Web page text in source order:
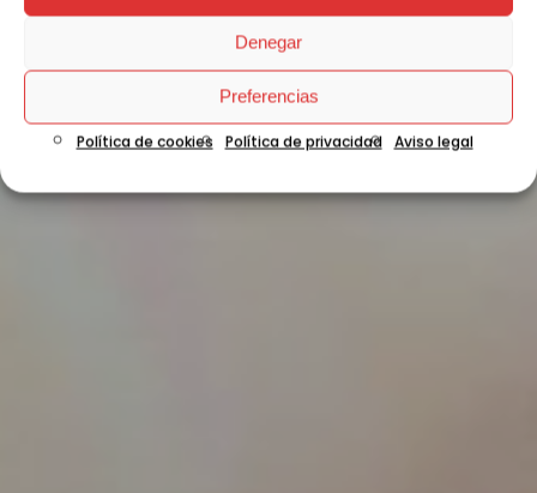
Denegar
Preferencias
Política de cookies Política de privacidad Aviso legal